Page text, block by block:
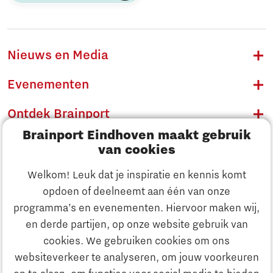
Brainport Eindhoven maakt gebruik
van cookies
Welkom! Leuk dat je inspiratie en kennis komt
opdoen of deelneemt aan één van onze
programma’s en evenementen. Hiervoor maken wij,
en derde partijen, op onze website gebruik van
cookies. We gebruiken cookies om ons
websiteverkeer te analyseren, om jouw voorkeuren
Ontdek Brainport
Innovatie
Nieuws en Media
Evenementen
Ontdek Brainport
Innovatie
Ondernemen
Onderwijs
Maatschappelijk
Strategie & Organisatie